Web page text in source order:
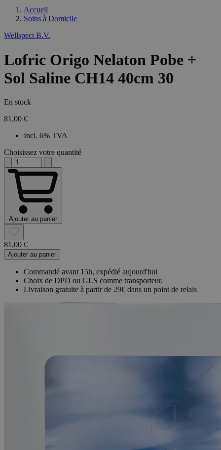
Accueil
Soins à Domicile
Wellspect B.V.
Lofric Origo Nelaton Pobe +
Sol Saline CH14 40cm 30
En stock
81,00 €
Incl. 6% TVA
Choisissez votre quantité
Ajouter au panier
81,00 €
Ajouter au panier
Commandé avant 15h, expédié aujourd'hui
Choix de DPD ou GLS comme transporteur.
Livraison gratuite à partir de 29€ dans un point de relais